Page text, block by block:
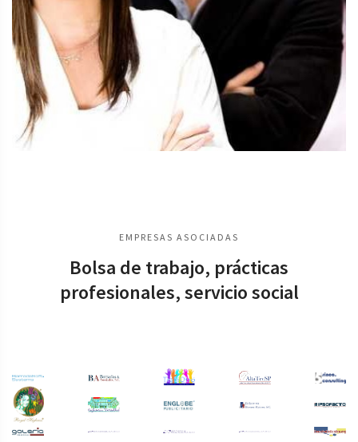
EMPRESAS ASOCIADAS
Bolsa de trabajo, prácticas
profesionales, servicio social